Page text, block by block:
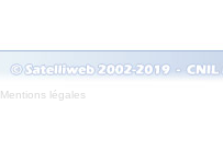
Mentions légales